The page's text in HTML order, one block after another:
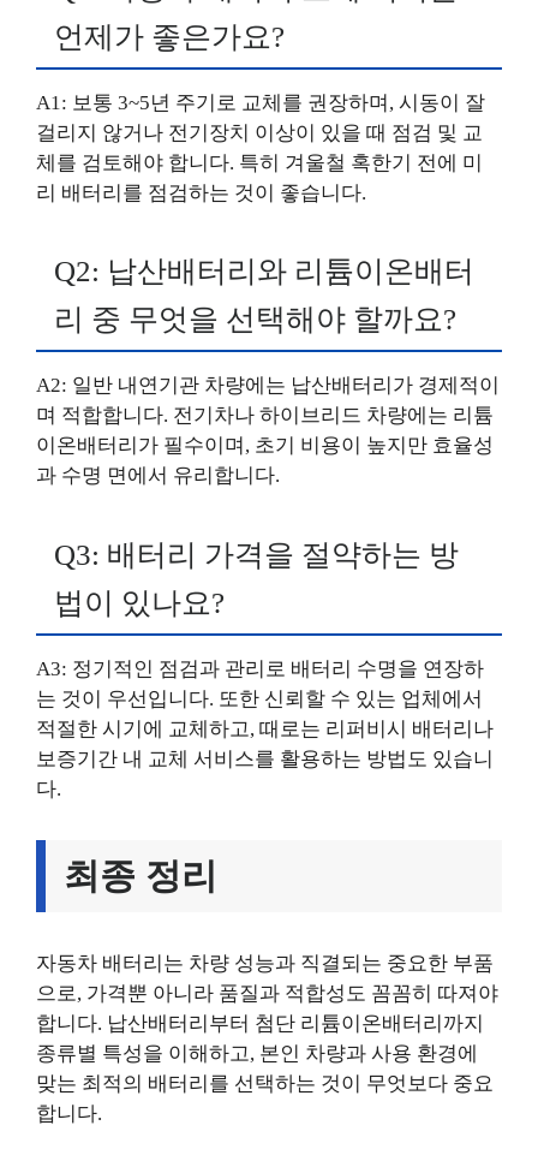
언제가 좋은가요?
A1: 보통 3~5년 주기로 교체를 권장하며, 시동이 잘
걸리지 않거나 전기장치 이상이 있을 때 점검 및 교
체를 검토해야 합니다. 특히 겨울철 혹한기 전에 미
리 배터리를 점검하는 것이 좋습니다.
Q2: 납산배터리와 리튬이온배터
리 중 무엇을 선택해야 할까요?
A2: 일반 내연기관 차량에는 납산배터리가 경제적이
며 적합합니다. 전기차나 하이브리드 차량에는 리튬
이온배터리가 필수이며, 초기 비용이 높지만 효율성
과 수명 면에서 유리합니다.
Q3: 배터리 가격을 절약하는 방
법이 있나요?
A3: 정기적인 점검과 관리로 배터리 수명을 연장하
는 것이 우선입니다. 또한 신뢰할 수 있는 업체에서
적절한 시기에 교체하고, 때로는 리퍼비시 배터리나
보증기간 내 교체 서비스를 활용하는 방법도 있습니
다.
최종 정리
자동차 배터리는 차량 성능과 직결되는 중요한 부품
으로, 가격뿐 아니라 품질과 적합성도 꼼꼼히 따져야
합니다. 납산배터리부터 첨단 리튬이온배터리까지
종류별 특성을 이해하고, 본인 차량과 사용 환경에
맞는 최적의 배터리를 선택하는 것이 무엇보다 중요
합니다.